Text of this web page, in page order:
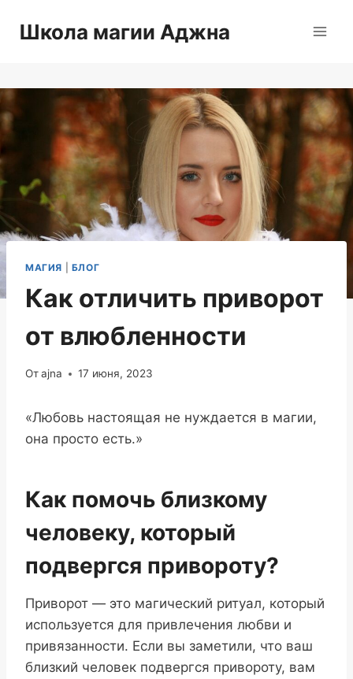
Школа магии Аджна
МАГИЯ БЛОГ
Как отличить приворот
от влюбленности
Отajna 17 июня, 2023
«Любовь настоящая не нуждается в магии,
она просто есть.»
Как помочь близкому
человеку, который
подвергся привороту?
Приворот — это магический ритуал, который
используется для привлечения любви и
привязанности. Если вы заметили, что ваш
близкий человек подвергся привороту, вам